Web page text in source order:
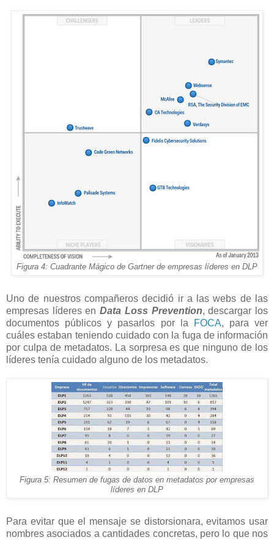
Figura 4: Cuadrante Mágico de Gartner de empresas líderes en DLP
Uno de nuestros compañeros decidió ir a las webs de las
empresas líderes enData Loss Prevention, descargar los
documentos públicos y pasarlos por la
FOCA, para ver
cuáles estaban teniendo cuidado con la fuga de información
por culpa de metadatos. La sorpresa es que ninguno de los
líderes tenía cuidado alguno de los metadatos.
Figura 5: Resumen de fugas de datos en metadatos por empresas
líderes en DLP
Para evitar que el mensaje se distorsionara, evitamos usar
nombres asociados a cantidades concretas, pero lo que nos